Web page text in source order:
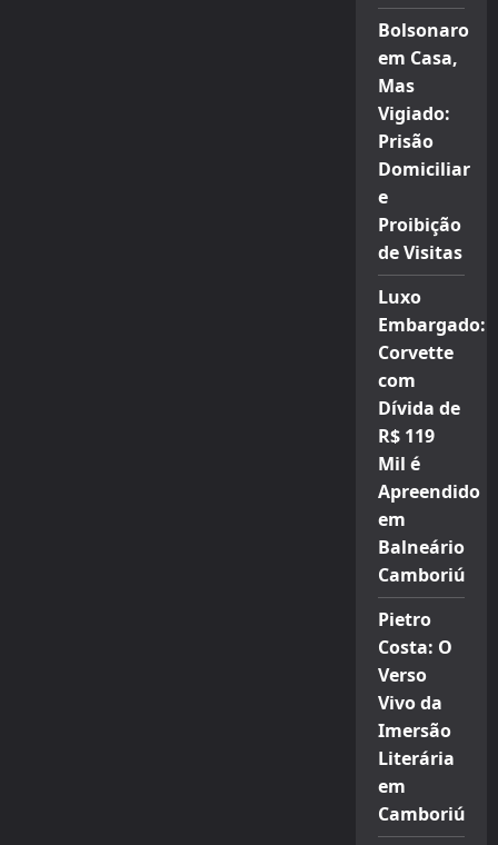
Bolsonaro
em Casa,
Mas
Vigiado:
Prisão
Domiciliar
e
Proibição
de Visitas
Luxo
Embargado:
Corvette
com
Dívida de
R$ 119
Mil é
Apreendido
em
Balneário
Camboriú
Pietro
Costa: O
Verso
Vivo da
Imersão
Literária
em
Camboriú